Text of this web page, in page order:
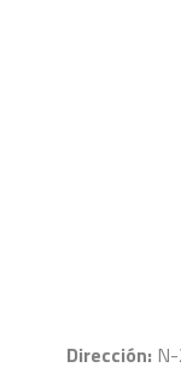
Dirección: